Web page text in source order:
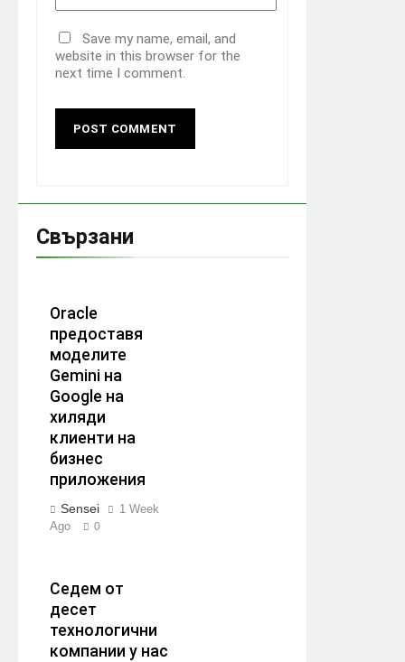
Save my name, email, and
website in this browser for the
next time I comment.
Свързани
Oracle
предоставя
моделите
Gemini на
Google на
хиляди
клиенти на
бизнес
приложения
Sensei
1 Week
Ago
0
Седем от
десет
технологични
компании у нас